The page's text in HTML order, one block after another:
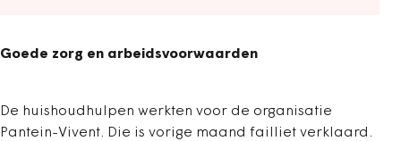
Goede zorg en arbeidsvoorwaarden
De huishoudhulpen werkten voor de organisatie
Pantein-Vivent. Die is vorige maand failliet verklaard.